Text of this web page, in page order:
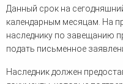
Данный срок на
календарным месяцам. На
наследнику по завещанию
подать письменное
Наследник должен